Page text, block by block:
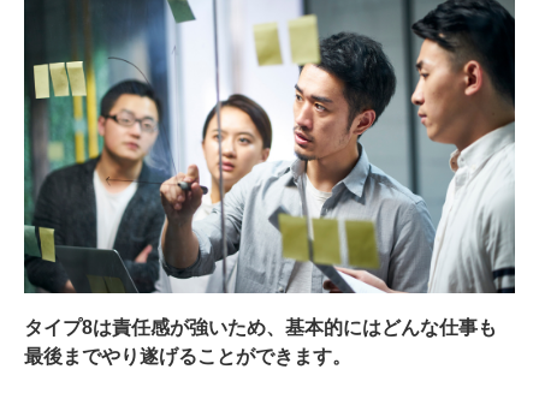
タイプ8は責任感が強いため、基本的にはどんな仕事も
最後までやり遂げることができます。